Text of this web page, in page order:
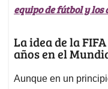
equipo de fútbol y
La idea de la
años en el
Aunque en un